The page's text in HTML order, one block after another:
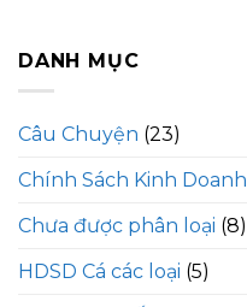
DANH MỤC
Câu Chuyện (23)
Chính Sách Kinh Doanh
Chưa được phân loại (8)
HDSD Cá các loại (5)